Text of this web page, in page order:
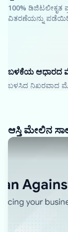
100% ಡಿಜಿಟಲೀಕೃತ
ವಿತರಣೆಯನ್ನು
ಬಳಕೆಯ ಆಧಾರದ
ಬಳಸಿದ ನಿಖರವಾದ
ಆಸ್ತಿ ಮೇಲಿನ